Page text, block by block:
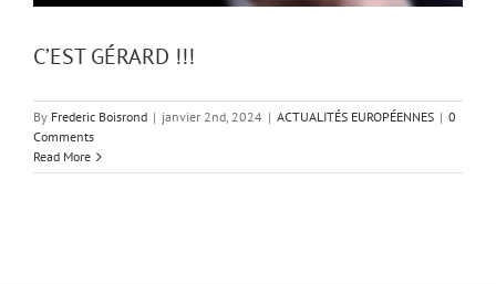
C’EST GÉRARD !!!
By Frederic Boisrond | janvier 2nd, 2024 | ACTUALITÉS EUROPÉENNES | 0
Comments
Read More